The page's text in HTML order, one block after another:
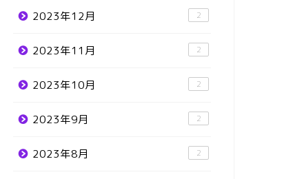
2023年12月 2
2023年11月 2
2023年10月 2
2023年9月 2
2023年8月 2